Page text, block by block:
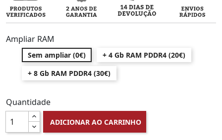
Ampliar RAM
Sem ampliar (0€)
+ 4 Gb RAM PDDR4 (20€)
+ 8 Gb RAM PDDR4 (30€)
Quantidade
ADICIONAR AO CARRINHO